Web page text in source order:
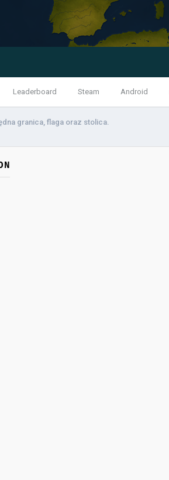
Leaderboard Steam Android
granica, flaga oraz stolica.